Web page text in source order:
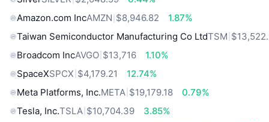
Amazon.com IncAMZN $8,946.82
1.87%
Taiwan Semiconductor Manufacturing Co LtdTSM
Broadcom IncAVGO $13,716
1.10%
SpaceXSPCX $4,179.21
12.74%
Meta Platforms, Inc.META $19,179.18
0.79%
Tesla, Inc.TSLA $10,704.39
3.85%